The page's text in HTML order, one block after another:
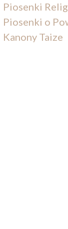
Piosenki
Piosenki o
Kanony Taize